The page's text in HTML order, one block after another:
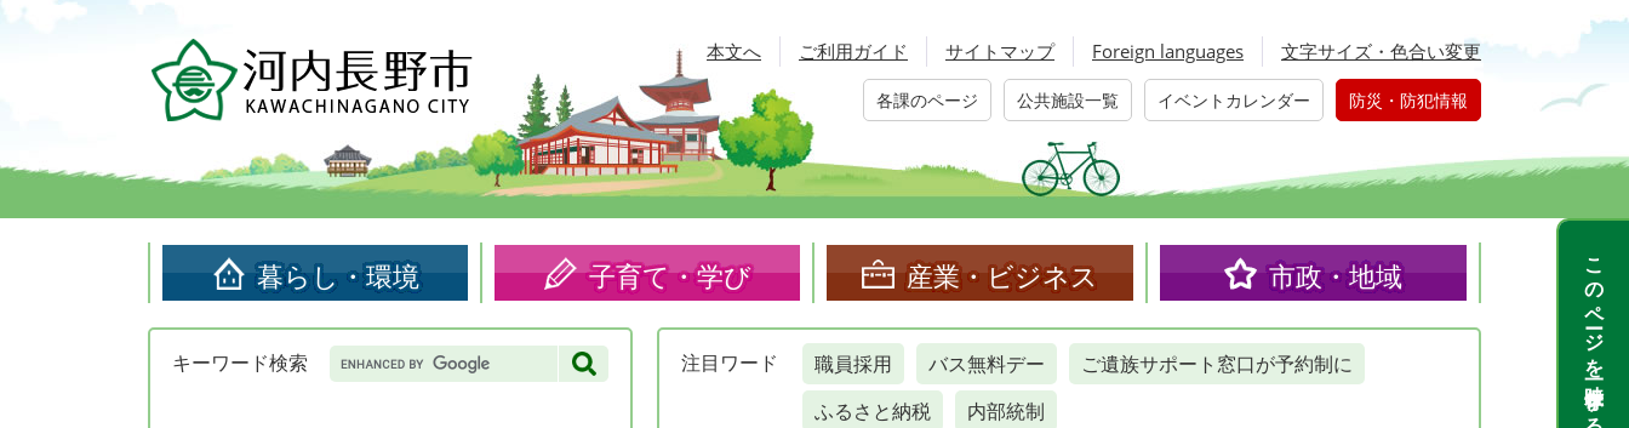
頭
す。
飛
し
本文へ ご利用ガイド サイトマップ Foreign languages 文字サイズ・色合い変更
各課のページ 公共施設一覧 イベントカレンダー 防災・防犯情報
暮らし・環境 子育て・学び 産業・ビジネス 市政・地域
キーワード検索 Google
カ 注目 ワード 職員採用 バス無料デー
ご遺族サポート窓口が予約制に
ふるさと納税
内部統制 このページを一時保存する